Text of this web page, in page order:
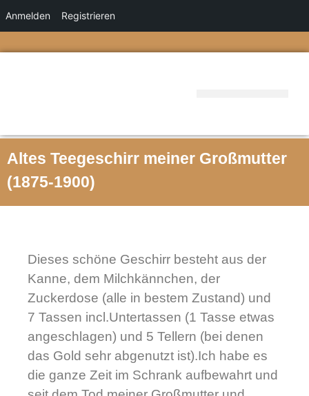
Anmelden Registrieren
Altes Teegeschirr meiner Großmutter
(1875-1900)
Dieses schöne Geschirr besteht aus der
Kanne, dem Milchkännchen, der
Zuckerdose (alle in bestem Zustand) und
7 Tassen incl.Untertassen (1 Tasse etwas
angeschlagen) und 5 Tellern (bei denen
das Gold sehr abgenutzt ist).Ich habe es
die ganze Zeit im Schrank aufbewahrt und